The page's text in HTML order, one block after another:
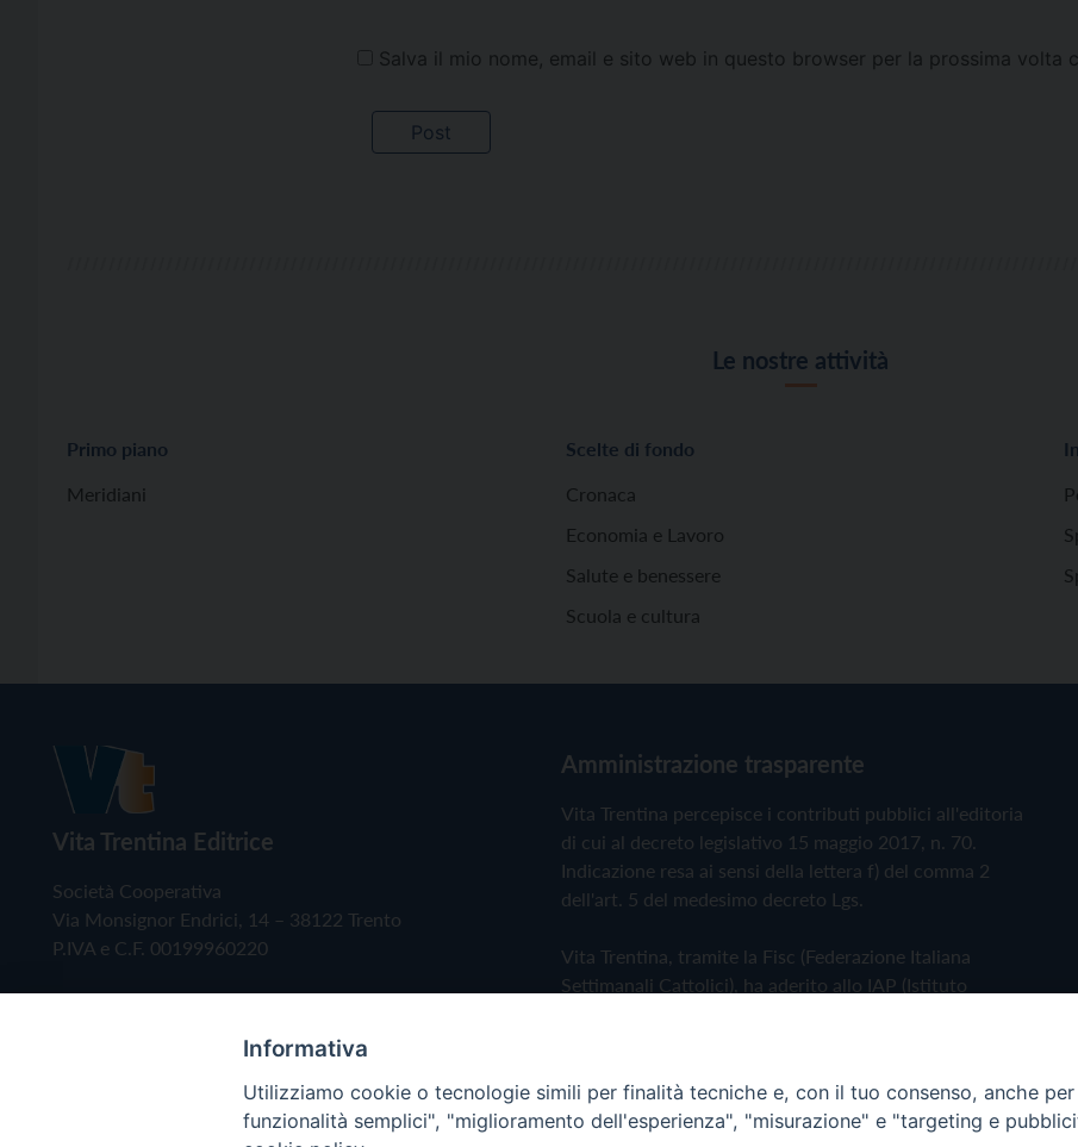
Salva il mio nome, email e sito web in questo browser per la prossima volta
Le nostre attività
Primo piano
Meridiani
Scelte di fondo
Cronaca
Economia e Lavoro
Salute e benessere
Scuola e cultura
Vita Trentina Editrice
Società Cooperativa
Via Monsignor Endrici, 14 – 38122 Trento
P.IVA e C.F. 00199960220
Amministrazione trasparente
Vita Trentina percepisce i contributi pubblici all'editoria
di cui al decreto legislativo 15 maggio 2017, n. 70.
Indicazione resa ai sensi della lettera f) del comma 2
dell'art. 5 del medesimo decreto Lgs.
Vita Trentina, tramite la Fisc (Federazione Italiana
Settimanali Cattolici), ha aderito allo IAP (Istituto
Privacy Policy Cookie Policy
Informativa
Utilizziamo cookie o tecnologie simili per finalità tecniche e, con il tuo consenso, anche
funzionalità semplici", "miglioramento dell'esperienza", "misurazione" e "targeting e